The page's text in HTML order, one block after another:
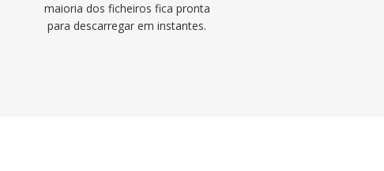
maioria dos ficheiros fica pronta
para descarregar em instantes.